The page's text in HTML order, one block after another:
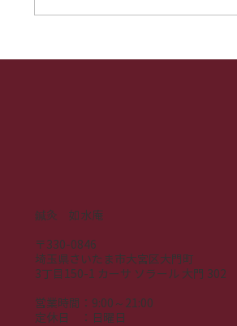
【大宮の鍼灸院】毎月つ
鍼灸 如水庵
〒330-0846
埼玉県さいたま市大宮区大門町
3丁目150-1 カーサ ソラール 大門 302
営業時間：9:00～21:00
​定休日 ：日曜日